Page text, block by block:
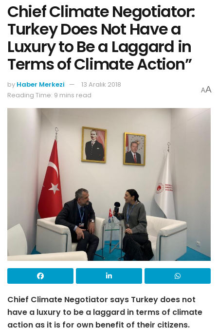
Chief Climate Negotiator:
Turkey Does Not Have a
Luxury to Be a Laggard in
Terms of Climate Action”
by Haber Merkezi
13 Aralık 2018
Reading Time: 9 mins read
AA
Chief Climate Negotiator says Turkey does not
have a luxury to be a laggard in terms of climate
action as it is for own benefit of their citizens.